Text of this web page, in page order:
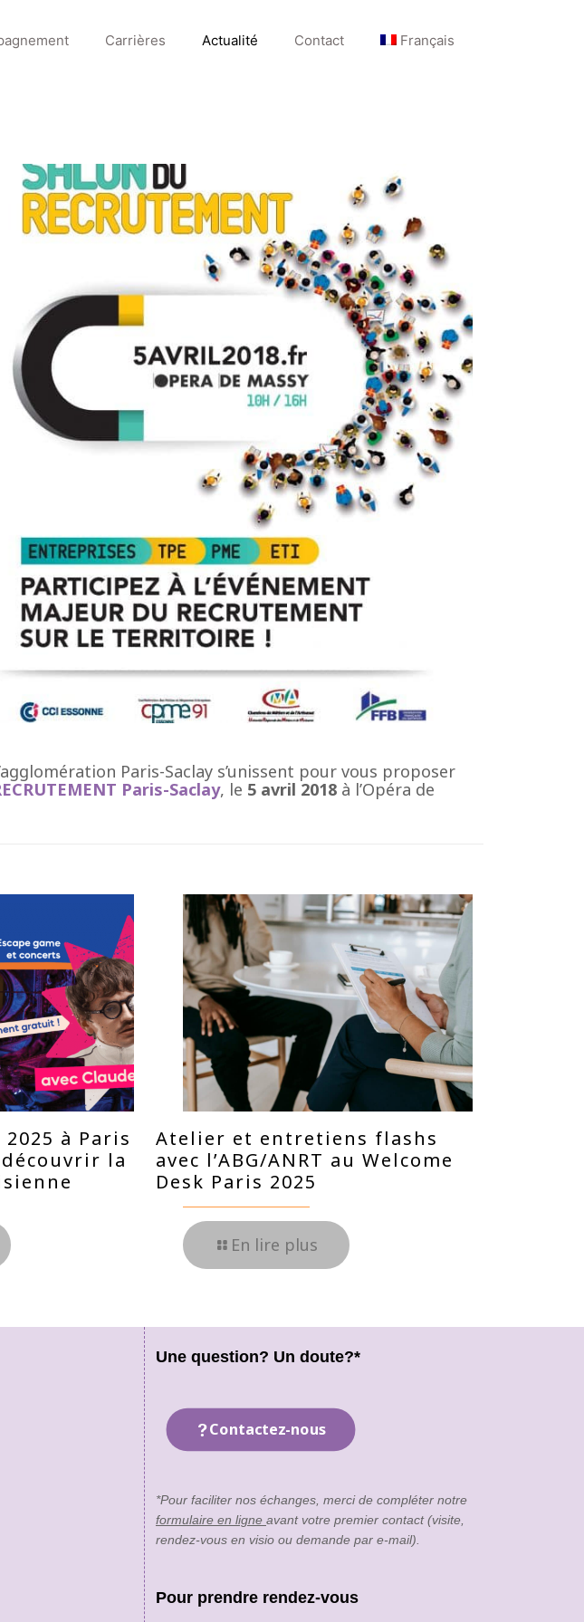
Carrières Actualité Contact Français
Paris-Saclay s’unissent pour vous proposer
Paris-Saclay, le 5 avril 2018 à l’Opéra de
à Paris
la
Atelier et entretiens flashs
avec l’ABG/ANRT au Welcome
Desk Paris 2025
En lire plus
Une question? Un doute?*
Contactez-nous
*Pour faciliter nos échanges, merci de compléter notre
formulaire en ligne avant votre premier contact (visite,
rendez-vous en visio ou demande par e-mail).
Pour prendre rendez-vous